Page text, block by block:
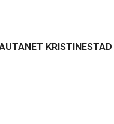
KRISTINESTAD